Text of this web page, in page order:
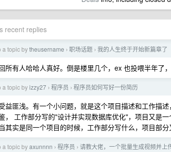
recent replies
a topic bytheusername › 职场话题 › 我的人生终于开始新篇章了
所有人哈哈人真好。倒是楼里几个，ex 也投喂半年了
a topic byizzy27 › 程序员 › 程序员如何写好一份简历
益匪浅。有一个小问题，就是这个项目描述和工作描
， 工作部分写的"设计并实现数据库优化"，项目又是
其实是同一个项目的时候，工作部分写什么，项目部
a topic byaxunnnn › 程序员 › 请教大佬，一个批量生成视频并上